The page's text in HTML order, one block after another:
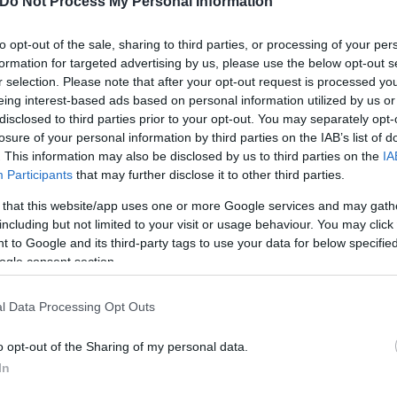
opt-out of the sale, sharing to third parties, or processing of your
for targeted advertising by us, please use the below opt-out
selection. Please note that after your opt-out request is processed
interest-based ads based on personal information utilized by us
to third parties prior to your opt-out. You may separately
of your personal information by third parties on the IAB’s list of
This information may also be disclosed by us to third parties on the
Participants that may further disclose it to other third parties.
that this website/app uses one or more Google services and may
but not limited to your visit or usage behaviour. You may
to Google and its third-party tags to use your data for below
consent section.
Data Processing Opt Outs
opt-out of the Sharing of my personal data.
κρατούμενους διαδηλωτές σε άλλα σημεία
συνέπειες.
περιπτώσεις, όμως ανακοίνωσε ότι όλοι όσοι
της αστυνομίας Μαρίκε Μάας δήλωσε
Flash.grστην αναζήτηση τηςGoogle